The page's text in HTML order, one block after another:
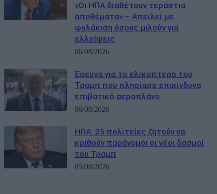
«Οι ΗΠΑ διαθέτουν τεράστια
αποθέματα» – Απειλεί με
φυλάκιση όσους μιλούν για
ελλείψεις
06/08/2026
Έρευνα για το ελικόπτερο του
Τραμπ που πλησίασε επικίνδυνα
επιβατικό αεροπλάνο
06/08/2026
ΗΠΑ: 25 πολιτείες ζητούν να
κριθούν παράνομοι οι νέοι δασμοί
του Τραμπ
05/08/2026